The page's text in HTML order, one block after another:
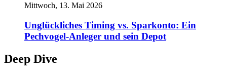
Mittwoch, 13. Mai 2026
Unglückliches Timing vs. Sparkonto: Ein
Pechvogel-Anleger und sein Depot
Deep Dive